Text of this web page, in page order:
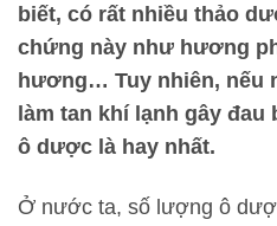
biết, có rất nhiều thảo
chứng này như hương
hương… Tuy nhiên, nếu
làm tan khí lạnh gây đau
ô dược là hay nhất.
Ở nước ta, số lượng ô